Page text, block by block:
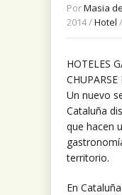
PorMasia
2014 /Hotel /
HOTELES
Un nuevo
Cataluña
que hacen
territorio.
En